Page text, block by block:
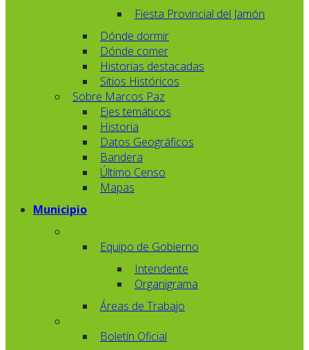
Fiesta Provincial del Jamón
Dónde dormir
Dónde comer
Historias destacadas
Sitios Históricos
Sobre Marcos Paz
Ejes temáticos
Historia
Datos Geográficos
Bandera
Último Censo
Mapas
Municipio
Equipo de Gobierno
Intendente
Organigrama
Áreas de Trabajo
Boletín Oficial